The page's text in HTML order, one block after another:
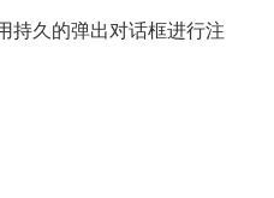
持久的弹出对话框进行注